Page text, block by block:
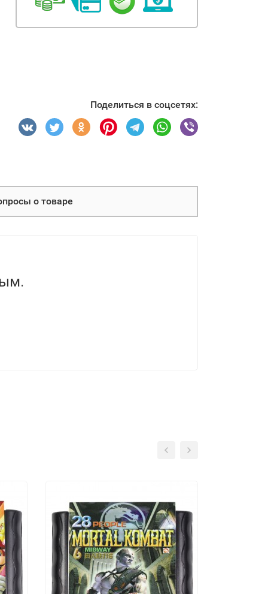
Поделиться в соцсетях:
о товаре